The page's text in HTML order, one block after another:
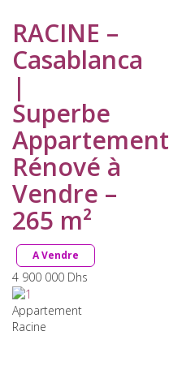
RACINE –
Casablanca
|
Superbe
Appartement
Rénové à
Vendre –
265 m²
A Vendre
4 900 000 Dhs
Appartement
Racine